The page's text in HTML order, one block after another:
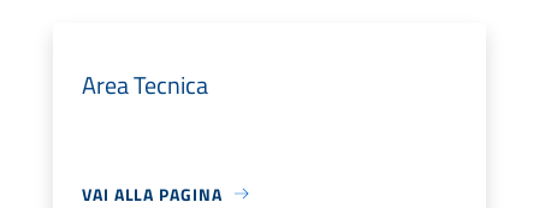
Area Tecnica
VAI ALLA PAGINA